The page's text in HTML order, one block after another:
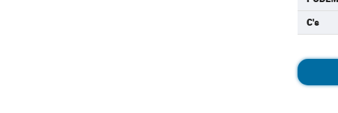
C's